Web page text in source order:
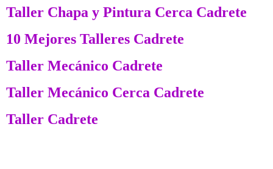
Taller Chapa y Pintura Cerca Cadrete
10 Mejores Talleres Cadrete
Taller Mecánico Cadrete
Taller Mecánico Cerca Cadrete
Taller Cadrete